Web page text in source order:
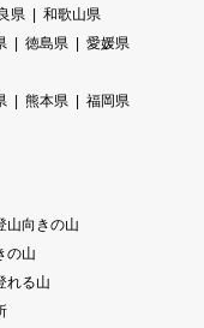
県
和歌山県
徳島県
愛媛県
熊本県
福岡県
山向きの山
の山
れる山